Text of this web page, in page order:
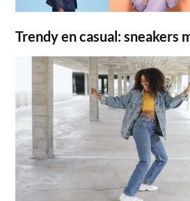
Trendy en casual: sneakers